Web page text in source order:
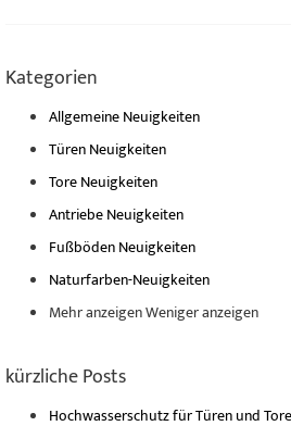
Kategorien
Allgemeine Neuigkeiten
Türen Neuigkeiten
Tore Neuigkeiten
Antriebe Neuigkeiten
Fußböden Neuigkeiten
Naturfarben-Neuigkeiten
Mehr anzeigenWeniger anzeigen
kürzliche Posts
Hochwasserschutz für Türen und Tore